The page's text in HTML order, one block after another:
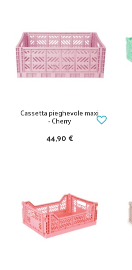
Cassetta pieghevole maxi
- Cherry
44,90 €